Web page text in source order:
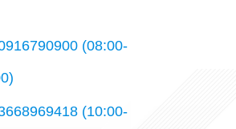
(08:00-
(10:00-